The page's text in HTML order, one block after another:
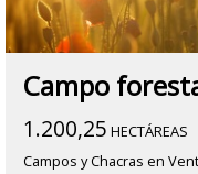
Campo
1.200,25 HECTÁREAS
Campos y Chacras en